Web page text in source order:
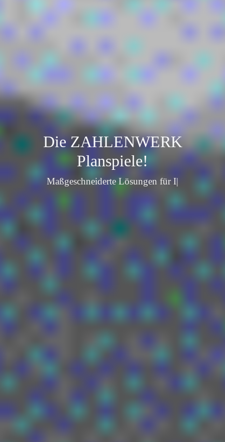
Die ZAHLENWERK
Planspiele!
Be|